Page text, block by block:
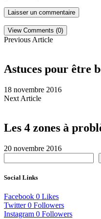
View Comments (0)
Previous Article
Astuces pour être
18 novembre 2016
Next Article
Les 4 zones à
20 novembre 2016
Social Links
Facebook 0 Likes
Twitter 0 Followers
Instagram 0 Followers